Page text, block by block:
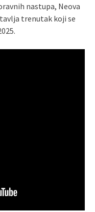
nastupa, Neova
trenutak koji se